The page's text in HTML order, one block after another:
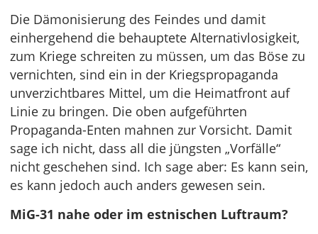
Die Dämonisierung des Feindes und damit
einhergehend die behauptete Alternativlosigkeit,
zum Kriege schreiten zu müssen, um das Böse zu
vernichten, sind ein in der Kriegspropaganda
unverzichtbares Mittel, um die Heimatfront auf
Linie zu bringen. Die oben aufgeführten
Propaganda-Enten mahnen zur Vorsicht. Damit
sage ich nicht, dass all die jüngsten „Vorfälle“
nicht geschehen sind. Ich sage aber: Es kann sein,
es kann jedoch auch anders gewesen sein.
MiG-31 nahe oder im estnischen Luftraum?